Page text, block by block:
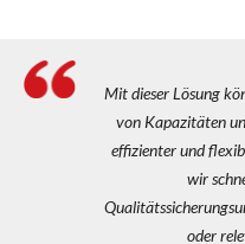
Mit dieser Lösung
von Kapazitäten
effizienter und
wir
oder